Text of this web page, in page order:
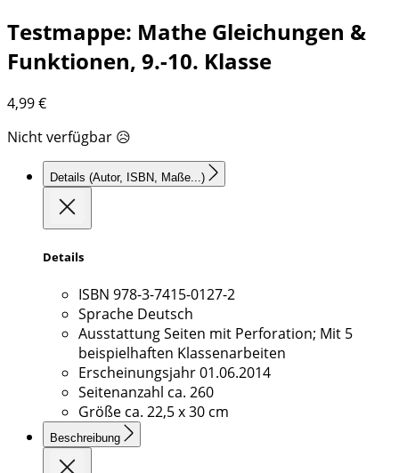
Testmappe: Mathe Gleichungen &
Funktionen, 9.-10. Klasse
4,99€
Nicht verfügbar 😥
Details (Autor, ISBN, Maße...)
Details
ISBN 978-3-7415-0127-2
Sprache Deutsch
AusstattungSeiten mit Perforation; Mit 5
beispielhaften Klassenarbeiten
Erscheinungsjahr01.06.2014
Seitenanzahl ca. 260
Größe ca. 22,5 x 30 cm
Beschreibung